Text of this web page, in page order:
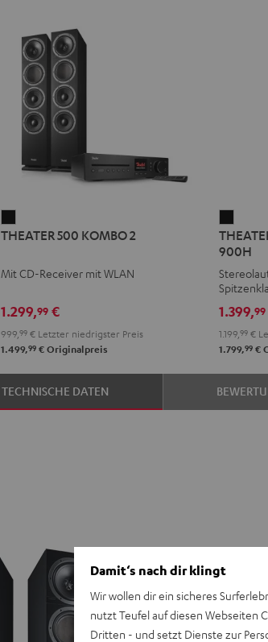
500
2
THEATER 500 KOMBO 2
Mit CD-Receiver mit WLAN
1.299,99€
999, 99€Letzter niedrigster Preis
1.499,99€Originalpreis
500
+
DRA-
900H
900H
1.399,99
1.199, 99€
1.799,99€
TECHNISCHE DATEN
Damit‘s nach dir klingt
Wir wollen dir ein sicheres
nutzt Teufel auf diesen Webseiten
Dritten - und setzt Dienste zur